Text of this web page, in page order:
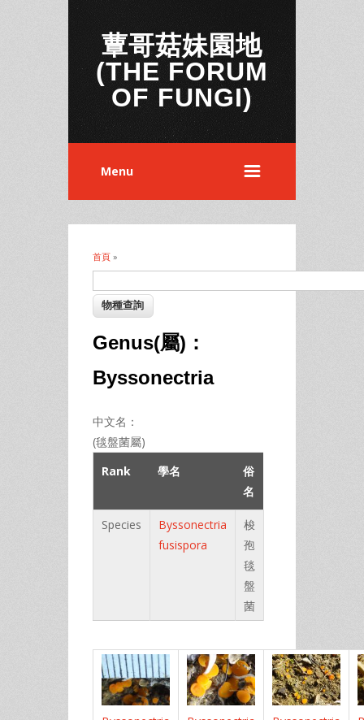
蕈哥菇妹園地
(THE FORUM
OF FUNGI)
Menu
您在這裡
首頁 »
Genus(屬)：
Byssonectria
中文名：
(毯盤菌屬)
Rank
學名
俗
名
Species
Byssonectria
fusispora
梭
孢
毯
盤
菌